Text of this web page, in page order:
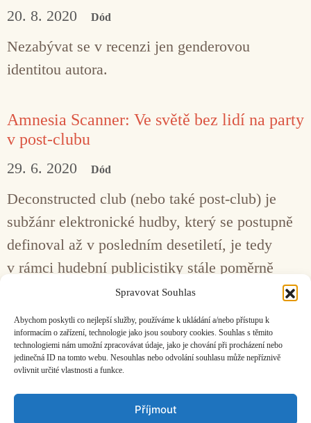
Spravovat Souhlas
Abychom poskytli co nejlepší služby, používáme k ukládání a/nebo přístupu k
informacím o zařízení, technologie jako jsou soubory cookies. Souhlas s těmito
technologiemi nám umožní zpracovávat údaje, jako je chování při procházení nebo
jedinečná ID na tomto webu. Nesouhlas nebo odvolání souhlasu může nepříznivě
ovlivnit určité vlastnosti a funkce.
Příjmout
20. 8. 2020 Dód
Nezabývat se v recenzi jen genderovou
identitou autora.
Amnesia Scanner: Ve světě bez lidí na party
v post-clubu
29. 6. 2020 Dód
Deconstructed club (nebo také post-club) je
subžánr elektronické hudby, který se postupně
definoval až v posledním desetiletí, je tedy
v rámci hudební publicistiky stále poměrně
neprobádanou vodou. Jeho aktuální podobu
shrnuje též čerstvá nahrávka finského dua
Amnesia Scanner.